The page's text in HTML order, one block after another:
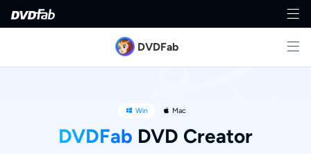
DVDFab
Win Mac
DVDFab DVD Creator